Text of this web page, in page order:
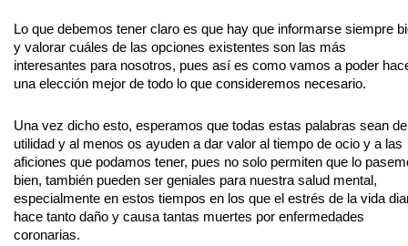
Lo que debemos tener claro es que hay que informarse siempre
y valorar cuáles de las opciones existentes son las más
interesantes para nosotros, pues así es como vamos a poder
una elección mejor de todo lo que consideremos necesario.
Una vez dicho esto, esperamos que todas estas palabras sean de
utilidad y al menos os ayuden a dar valor al tiempo de ocio y a las
aficiones que podamos tener, pues no solo permiten que lo
bien, también pueden ser geniales para nuestra salud mental,
especialmente en estos tiempos en los que el estrés de la vida
hace tanto daño y causa tantas muertes por enfermedades
coronarias.